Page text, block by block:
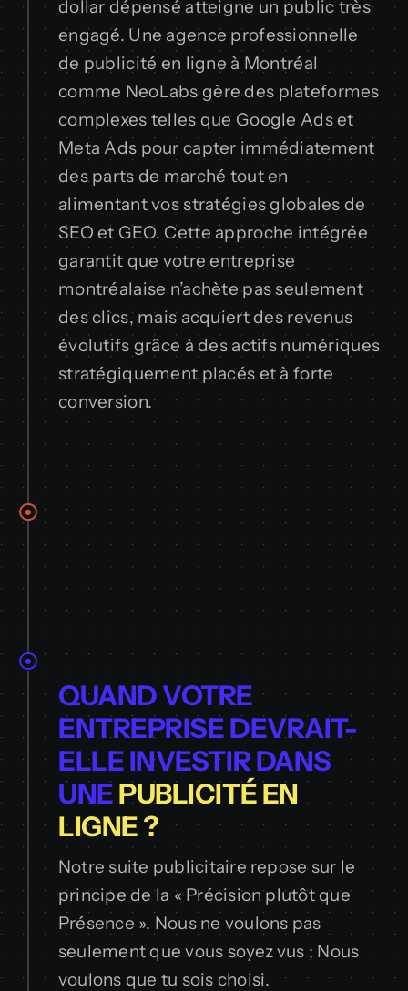
dollar dépensé atteigne un public très
engagé. Une agence professionnelle
de publicité en ligne à Montréal
comme NeoLabs gère des plateformes
complexes telles que Google Ads et
Meta Ads pour capter immédiatement
des parts de marché tout en
alimentant vos stratégies globales de
SEO et GEO. Cette approche intégrée
garantit que votre entreprise
montréalaise n’achète pas seulement
des clics, mais acquiert des revenus
évolutifs grâce à des actifs numériques
stratégiquement placés et à forte
conversion.
QUAND VOTRE
ENTREPRISE DEVRAIT-
ELLE INVESTIR DANS
UNEPUBLICITÉ EN
LIGNE ?
Notre suite publicitaire repose sur le
principe de la « Précision plutôt que
Présence ». Nous ne voulons pas
seulement que vous soyez vus ; Nous
voulons que tu sois choisi.